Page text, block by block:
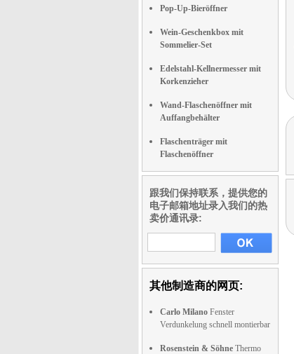
Pop-Up-Bieröffner
Wein-Geschenkbox mit
Sommelier-Set
Edelstahl-Kellnermesser mit
Korkenzieher
Wand-Flaschenöffner mit
Auffangbehälter
Flaschenträger mit
Flaschenöffner
跟我们保持联系，提供您的
电子邮箱地址录入我们的热
卖价通讯录:
其他制造商的网页:
Carlo Milano Fenster
Verdunkelung schnell montierbar
Rosenstein & Söhne Thermo